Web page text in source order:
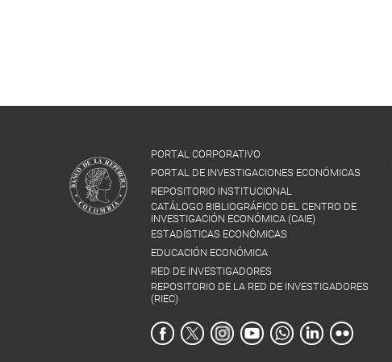
PORTAL CORPORATIVO
PORTAL DE INVESTIGACIONES ECONÓMICAS
REPOSITORIO INSTITUCIONAL
CATÁLOGO BIBLIOGRÁFICO DEL CENTRO DE
INVESTIGACIÓN ECONÓMICA (CAIE)
ESTADÍSTICAS ECONÓMICAS
EDUCACIÓN ECONÓMICA
RED DE INVESTIGADORES
REPOSITORIO DE LA RED DE INVESTIGADORES
(RIEC)